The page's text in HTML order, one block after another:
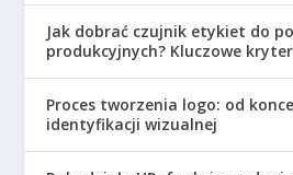
Jak dobrać czujnik etykiet do
produkcyjnych? Kluczowe
Proces tworzenia logo: od
identyfikacji wizualnej